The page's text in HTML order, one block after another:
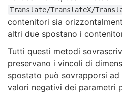
Translate/TranslateX/
contenitori sia
altri due spostano i
Tutti questi metodi
preservano i vincoli di
spostato può sovrapporsi
valori negativi dei parametri